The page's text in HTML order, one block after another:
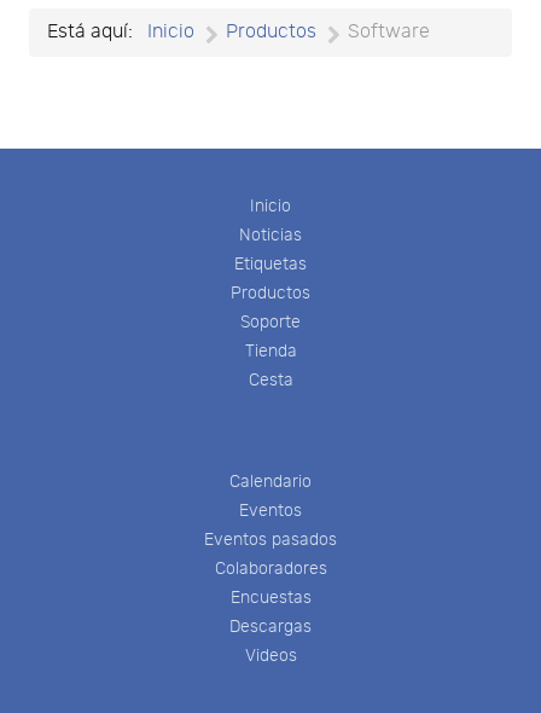
Está aquí: Inicio Productos Software
Inicio
Noticias
Etiquetas
Productos
Soporte
Tienda
Cesta
Calendario
Eventos
Eventos pasados
Colaboradores
Encuestas
Descargas
Videos